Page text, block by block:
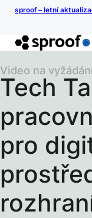
sproof – letní
Tech
pro
Video na